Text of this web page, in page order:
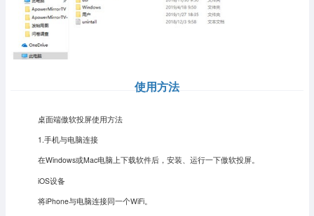
使用方法
桌面端傲软投屏使用方法
1.手机与电脑连接
在Windows或Mac电脑上下载软件后，安装、运行一下傲软投屏。
iOS设备
将iPhone与电脑连接同一个WiFi。